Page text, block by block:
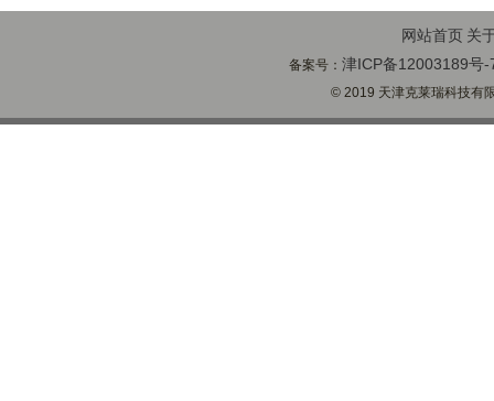
网站首页 关
备案号：津ICP备12003189号-
© 2019 天津克莱瑞科技有